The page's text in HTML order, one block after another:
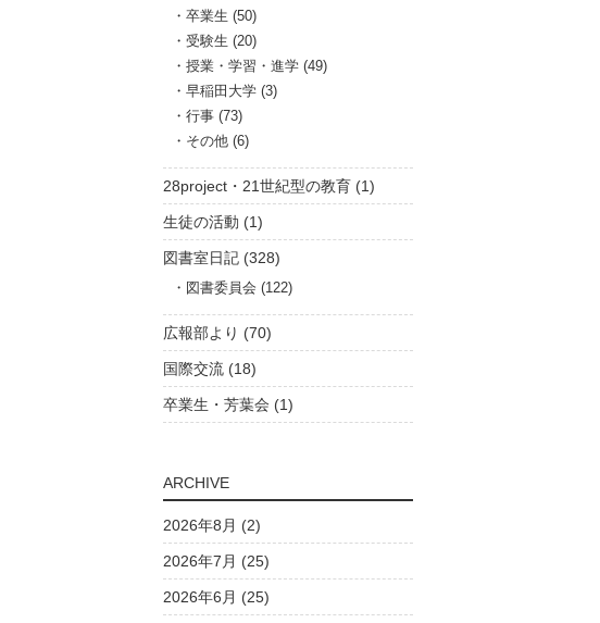
卒業生 (50)
受験生 (20)
授業・学習・進学 (49)
早稲田大学 (3)
行事 (73)
その他 (6)
28project・21世紀型の教育 (1)
生徒の活動 (1)
図書室日記 (328)
図書委員会 (122)
広報部より (70)
国際交流 (18)
卒業生・芳葉会 (1)
ARCHIVE
2026年8月 (2)
2026年7月 (25)
2026年6月 (25)